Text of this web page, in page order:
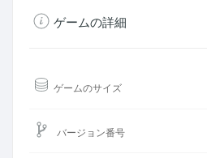
ゲームの詳細
ゲームのサイズ
バージョン番号